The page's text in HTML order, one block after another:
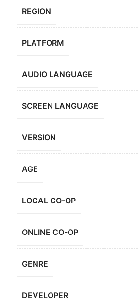
REGION
PLATFORM
AUDIO LANGUAGE
SCREEN LANGUAGE
VERSION
AGE
LOCAL CO-OP
ONLINE CO-OP
GENRE
DEVELOPER